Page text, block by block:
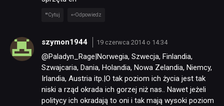
DYSKUSJE
JUŻ GRALIŚMY
Cytuj Odpowiedz
szymon1944 19 czerwca 2014 o 14:34
@Paladyn_Rage|Norwegia, Szwecja, Finlandia,
Szwajcaria, Dania, Holandia, Nowa Zelandia, Niemcy,
Irlandia, Austria itp.|O tak poziom ich życia jest tak
niski a rząd okrada ich gorzej niż nas.. Nawet jeżeli
politycy ich okradają to oni i tak mają wysoki poziom